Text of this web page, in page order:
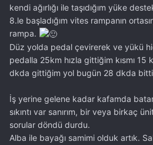
kendi ağırlığı ile taşıdığım yüke
8.le başladığım vites rampanın
rampa.
Düz yolda pedal çevirerek ve yükü
pedalla 25km hızla gittiğim kısmı 15
dkda gittiğim yol bugün 28 dkda
İş yerine gelene kadar kafamda
sıkıntı var sanırım, bir veya birkaç
sorular döndü durdu.
Alba ile bayağı samimi olduk artık.